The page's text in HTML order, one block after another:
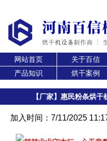
网站首页 关于百信
产品知识
烘干案例
【厂家】惠民粉条烘
加入时间：7/11/2025